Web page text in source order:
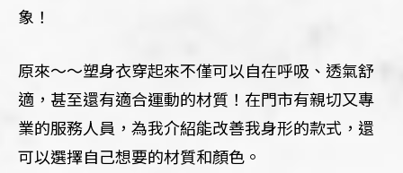
象！
原來～～塑身衣穿起來不僅可以自在呼吸、透氣舒
適，甚至還有適合運動的材質！在門市有親切又專
業的服務人員，為我介紹能改善我身形的款式，還
可以選擇自己想要的材質和顏色。